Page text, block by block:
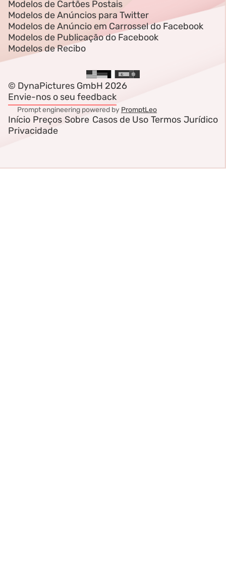
Modelos de Cartões Postais
Modelos de Anúncios para Twitter
Modelos de Anúncio em Carrossel do Facebook
Modelos de Publicação do Facebook
Modelos de Recibo
© DynaPictures GmbH 2026
Envie-nos o seu feedback
Prompt engineering powered by PromptLeo
Início Preços Sobre Casos de Uso Termos Jurídico
Privacidade